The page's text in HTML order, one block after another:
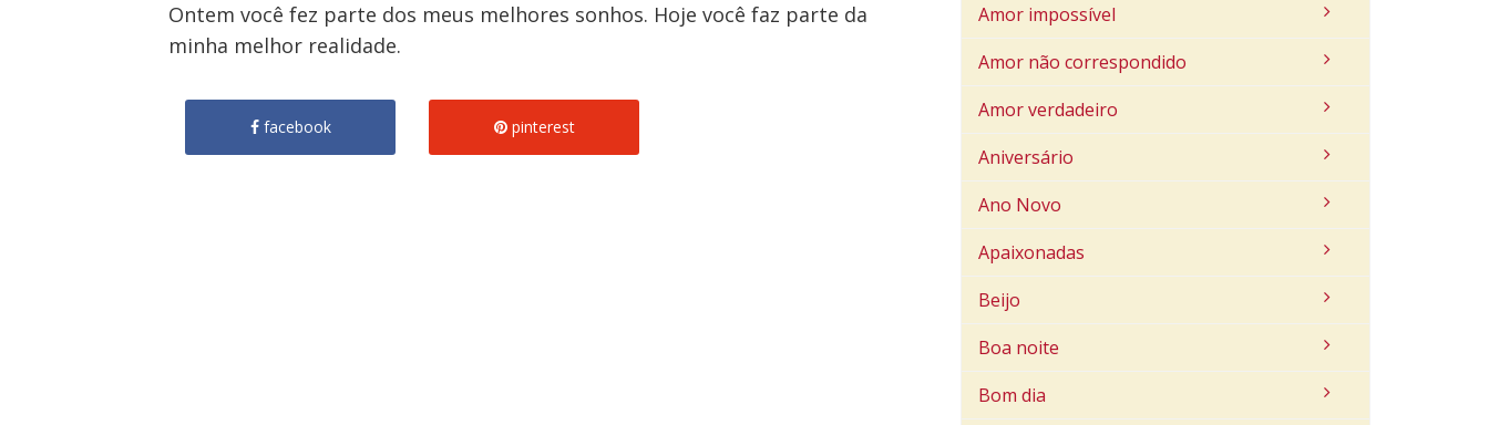
Ontem você fez parte dos meus melhores sonhos. Hoje você faz parte da
minha melhor realidade.
facebook pinterest
Amor impossível
Amor não correspondido
Amor verdadeiro
Aniversário
Ano Novo
Apaixonadas
Beijo
Boa noite
Bom dia